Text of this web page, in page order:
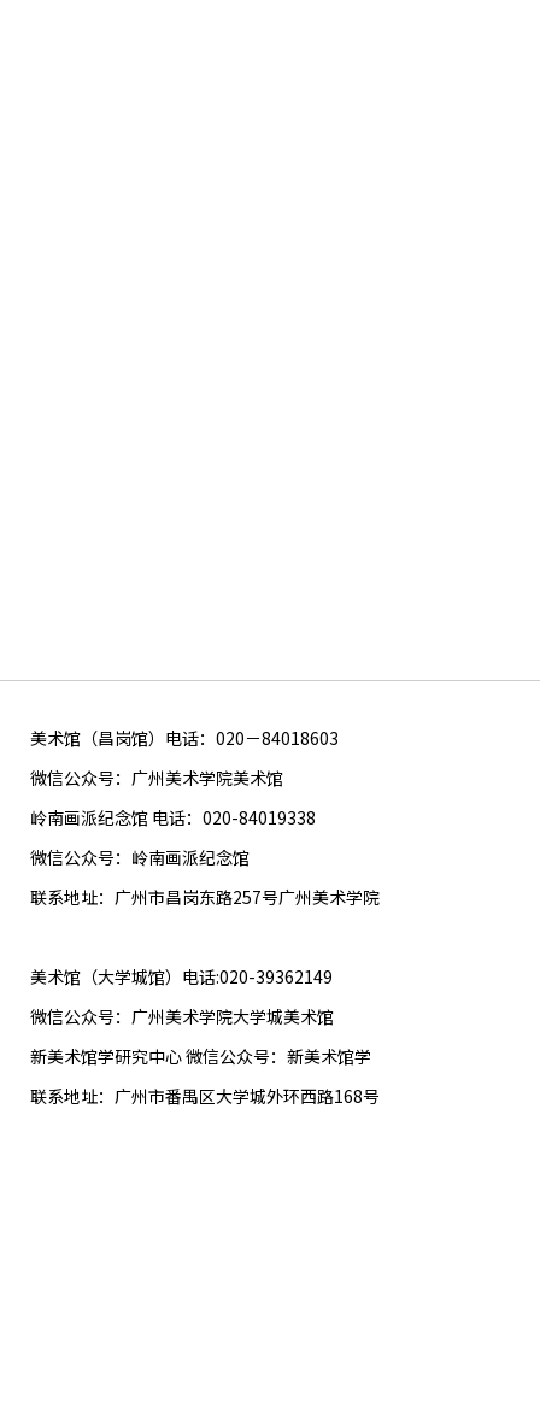
美术馆（昌岗馆）电话：020－84018603
微信公众号：广州美术学院美术馆
岭南画派纪念馆 电话：020-84019338
微信公众号：岭南画派纪念馆
联系地址：广州市昌岗东路257号广州美术学院
美术馆（大学城馆）电话:020-39362149
微信公众号：广州美术学院大学城美术馆
新美术馆学研究中心 微信公众号：新美术馆学
联系地址：广州市番禺区大学城外环西路168号